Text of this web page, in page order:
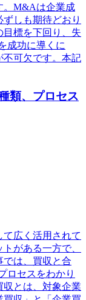
。M&Aは企業成
しも期待どおり
標を下回り、失
成功に導くに
不可欠です。本記
類、プロセス
広く活用されて
がある一方で、
では、買収と合
ロセスをわかり
とは、対象企業